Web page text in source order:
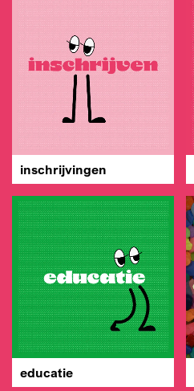
inschrijvingen
educatie